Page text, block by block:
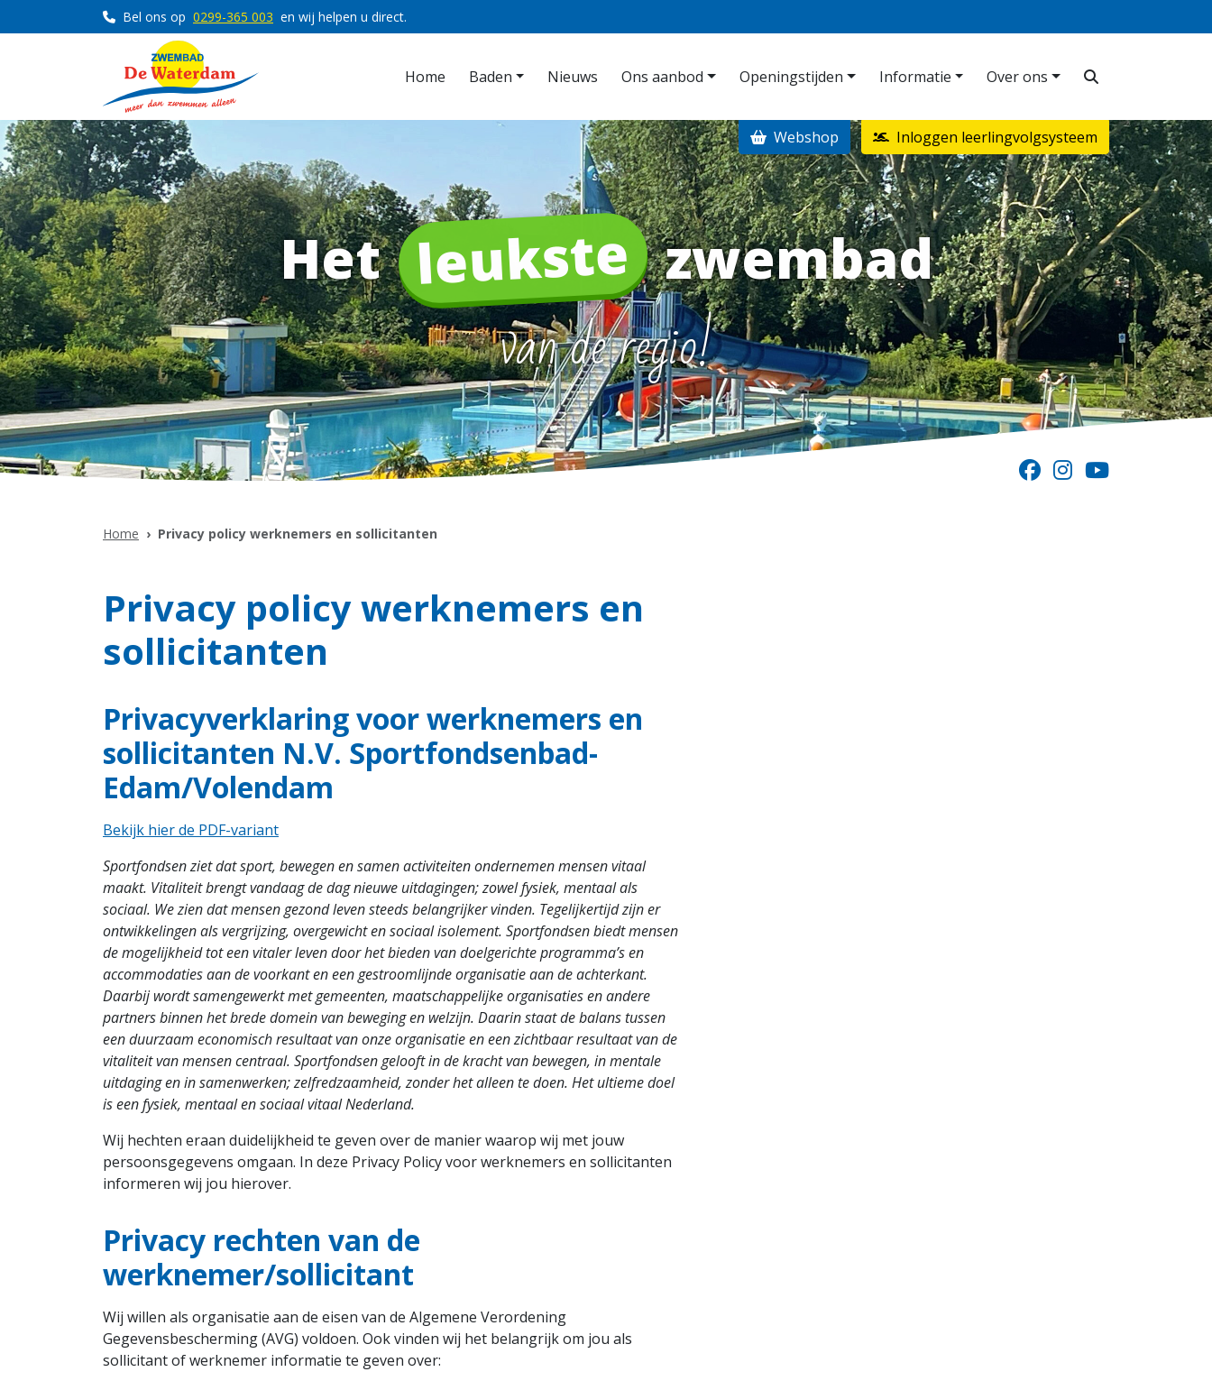
Bel ons op 0299-365 003 en wij helpen u direct.
Home Baden Nieuws Ons aanbod Openingstijden Informatie Over ons
Webshop Inloggen leerlingvolgsysteem
Het leukste zwembad
van de regio!
Home Privacy policy werknemers en sollicitanten
Privacy policy werknemers en
sollicitanten
Privacyverklaring voor werknemers en
sollicitanten N.V. Sportfondsenbad-
Edam/Volendam
Bekijk hier de PDF-variant
Sportfondsen ziet dat sport, bewegen en samen activiteiten ondernemen mensen vitaal
maakt. Vitaliteit brengt vandaag de dag nieuwe uitdagingen; zowel fysiek, mentaal als
sociaal. We zien dat mensen gezond leven steeds belangrijker vinden. Tegelijkertijd zijn er
ontwikkelingen als vergrijzing, overgewicht en sociaal isolement. Sportfondsen biedt mensen
de mogelijkheid tot een vitaler leven door het bieden van doelgerichte programma’s en
accommodaties aan de voorkant en een gestroomlijnde organisatie aan de achterkant.
Daarbij wordt samengewerkt met gemeenten, maatschappelijke organisaties en andere
partners binnen het brede domein van beweging en welzijn. Daarin staat de balans tussen
een duurzaam economisch resultaat van onze organisatie en een zichtbaar resultaat van de
vitaliteit van mensen centraal. Sportfondsen gelooft in de kracht van bewegen, in mentale
uitdaging en in samenwerken; zelfredzaamheid, zonder het alleen te doen. Het ultieme doel
is een fysiek, mentaal en sociaal vitaal Nederland.
Wij hechten eraan duidelijkheid te geven over de manier waarop wij met jouw
persoonsgegevens omgaan. In deze Privacy Policy voor werknemers en sollicitanten
informeren wij jou hierover.
Privacy rechten van de
werknemer/sollicitant
Wij willen als organisatie aan de eisen van de Algemene Verordening
Gegevensbescherming (AVG) voldoen. Ook vinden wij het belangrijk om jou als
sollicitant of werknemer informatie te geven over: